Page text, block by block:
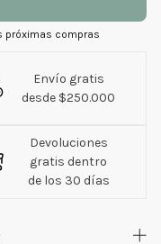
próximas compras
Envío gratis
desde $250.000
Devoluciones
gratis dentro
de los 30 días